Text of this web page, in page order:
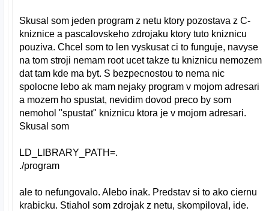
Skusal som jeden program z netu ktory pozostava z C-
kniznice a pascalovskeho zdrojaku ktory tuto kniznicu
pouziva. Chcel som to len vyskusat ci to funguje, navyse
na tom stroji nemam root ucet takze tu kniznicu nemozem
dat tam kde ma byt. S bezpecnostou to nema nic
spolocne lebo ak mam nejaky program v mojom adresari
a mozem ho spustat, nevidim dovod preco by som
nemohol "spustat" kniznicu ktora je v mojom adresari.
Skusal som
LD_LIBRARY_PATH=.
./program
ale to nefungovalo. Alebo inak. Predstav si to ako ciernu
krabicku. Stiahol som zdrojak z netu, skompiloval, ide.